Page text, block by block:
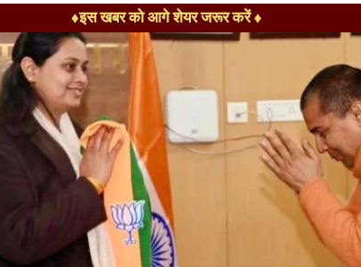
♦इस खबर को आगे शेयर जरूर करें ♦